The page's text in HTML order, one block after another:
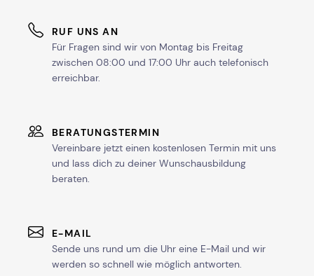
RUF UNS AN
Für Fragen sind wir von Montag bis Freitag
zwischen 08:00 und 17:00 Uhr auch telefonisch
erreichbar.
BERATUNGSTERMIN
Vereinbare jetzt einen kostenlosen Termin mit uns
und lass dich zu deiner Wunschausbildung
beraten.
E-MAIL
Sende uns rund um die Uhr eine E-Mail und wir
werden so schnell wie möglich antworten.